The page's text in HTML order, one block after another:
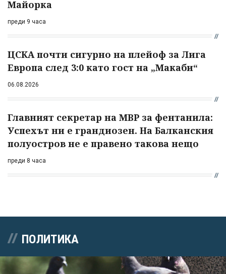
Майорка
преди 9 часа
ЦСКА почти сигурно на плейоф за Лига
Европа след 3:0 като гост на „Макаби“
06.08.2026
Главният секретар на МВР за фентанила:
Успехът ни е грандиозен. На Балканския
полуостров не е правено такова нещо
преди 8 часа
ПОЛИТИКА